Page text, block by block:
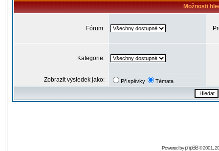
Možnosti
Fórum:
Kategorie:
Zobrazit výsledek jako: Příspěvky Témata
Powered byphpBB© 2001,